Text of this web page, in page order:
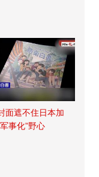
面遮不住日本加
事化”野心